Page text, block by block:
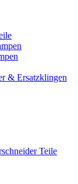
& Ersatzklingen
Teile